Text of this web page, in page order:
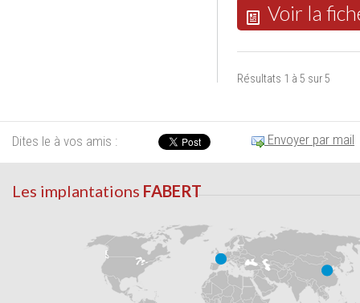
Voir la
Résultats 1 à 5 sur 5
Dites le à vos amis : Envoyer par mail
Les implantations FABERT